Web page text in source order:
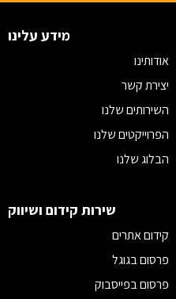
מידע עלינו
אודותינו
יצירת קשר
השירותים שלנו
הפרוייקטים שלנו
הבלוג שלנו
הצהרת נגישות
שירות קידום ושיווק
קידום אתרים
פרסום בגוגל
פרסום בפייסבוק